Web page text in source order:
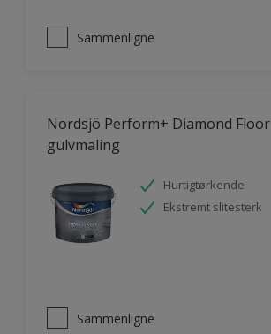
Sammenligne
Nordsjö Perform+ Diamond Floor
gulvmaling
Hurtigtørkende
Ekstremt slitesterk
Sammenligne